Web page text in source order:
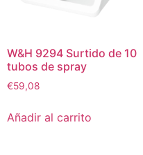
W&H 9294 Surtido de 10
tubos de spray
€59,08
Añadir al carrito